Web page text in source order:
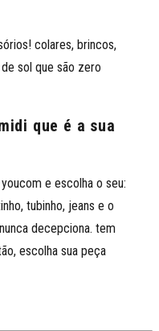
colares, brincos,
sol que são zero
que é a sua
e escolha o seu:
tubinho, jeans e o
decepciona. tem
escolha sua peça